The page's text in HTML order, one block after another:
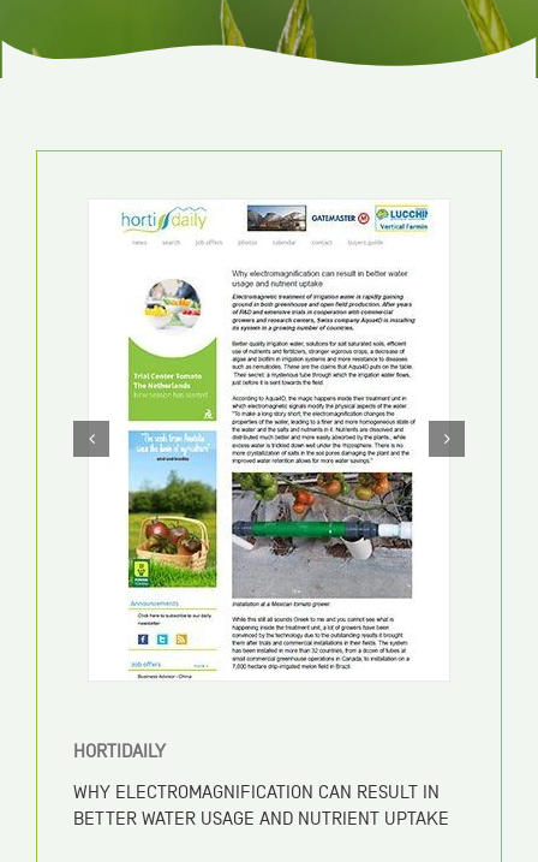
HORTIDAILY
WHY ELECTROMAGNIFICATION CAN RESULT IN
BETTER WATER USAGE AND NUTRIENT UPTAKE